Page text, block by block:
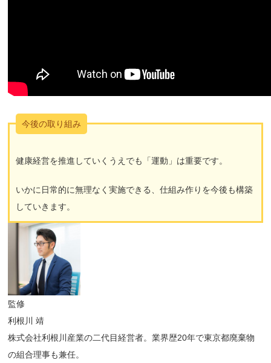
今後の取り組み
健康経営を推進していくうえでも「運動」は重要です。
いかに日常的に無理なく実施できる、仕組み作りを今後も構築
していきます。
監修
利根川 靖
株式会社利根川産業の二代目経営者。業界歴20年で東京都廃棄物
の組合理事も兼任。